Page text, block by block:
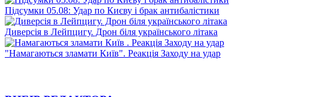
Підсумки 05.08: Удар по Києву і брак антибалістики
Диверсія в Лейпцигу. Дрон біля українського літака
"Намагаються зламати Київ". Реакція Заходу на удар